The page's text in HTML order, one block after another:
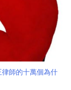
師的十萬個為什